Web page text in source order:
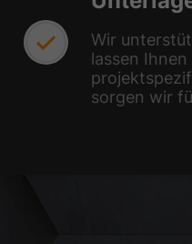
Wir
lassen
sorgen wir